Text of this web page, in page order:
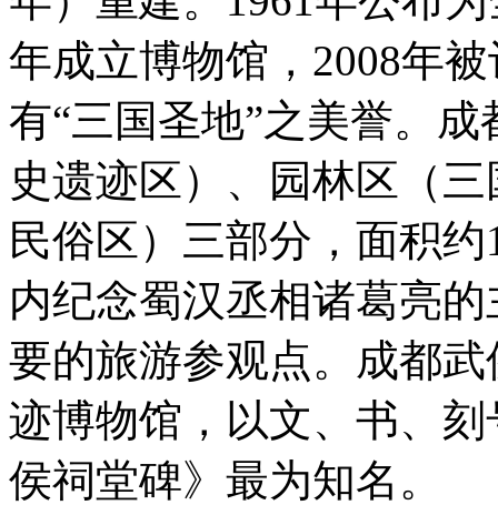
年成立博物馆，2008年
有“三国圣地”之美誉。
史遗迹区）、园林区（
民俗区）三部分，面积
内纪念蜀汉丞相诸葛亮
要的旅游参观点。成都
迹博物馆，以文、书、
侯祠堂碑》最为知名。